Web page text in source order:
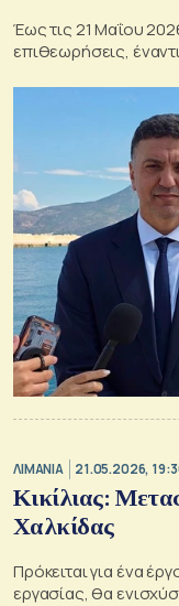
Έως τις 21 Μαΐου
επιθεωρήσεις,
ΛΙΜΑΝΙΑ 21.05.2026,
Κικίλιας:
Χαλκίδας
Πρόκειται για ένα
εργασίας, θα